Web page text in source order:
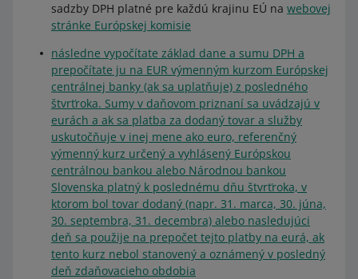
sadzby DPH platné pre každú krajinu EÚ na webovej
stránke Európskej komisie
následne vypočítate základ dane a sumu DPH a
prepočítate ju na EUR výmenným kurzom Európskej
centrálnej banky (ak sa uplatňuje) z posledného
štvrťroka. Sumy v daňovom priznaní sa uvádzajú v
eurách a ak sa platba za dodaný tovar a služby
uskutočňuje v inej mene ako euro, referenčný
výmenný kurz určený a vyhlásený Európskou
centrálnou bankou alebo Národnou bankou
Slovenska platný k poslednému dňu štvrťroka, v
ktorom bol tovar dodaný (napr. 31. marca, 30. júna,
30. septembra, 31. decembra) alebo nasledujúci
deň sa použije na prepočet tejto platby na eurá, ak
tento kurz nebol stanovený a oznámený v posledný
deň zdaňovacieho obdobia